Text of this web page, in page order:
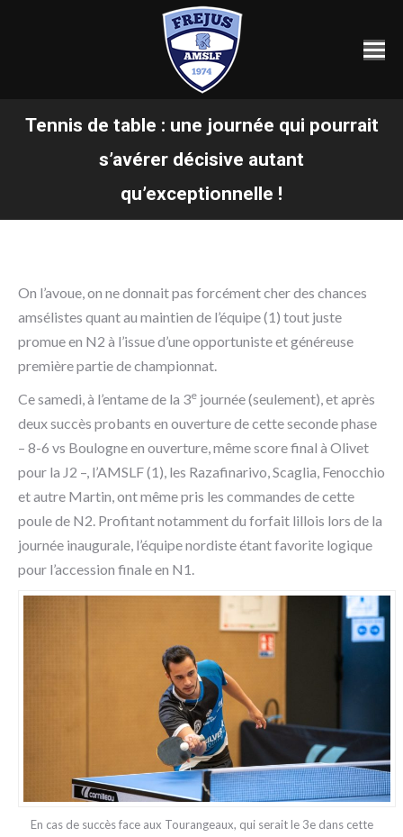
Tennis de table : une journée qui pourrait
s’avérer décisive autant
qu’exceptionnelle !
Vous êtes ici :
On l’avoue, on ne donnait pas forcément cher des chances
amsélistes quant au maintien de l’équipe (1) tout juste
promue en N2 à l’issue d’une opportuniste et généreuse
première partie de championnat.
Ce samedi, à l’entame de la 3e journée (seulement), et après
deux succès probants en ouverture de cette seconde phase
– 8-6 vs Boulogne en ouverture, même score final à Olivet
pour la J2 –, l’AMSLF (1), les Razafinarivo, Scaglia, Fenocchio
et autre Martin, ont même pris les commandes de cette
poule de N2. Profitant notamment du forfait lillois lors de la
journée inaugurale, l’équipe nordiste étant favorite logique
pour l’accession finale en N1.
En cas de succès face aux Tourangeaux, qui serait le 3e dans cette